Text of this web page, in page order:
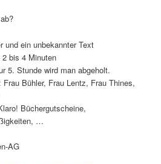
und ein unbekannter Text
bis 4 Minuten
5. Stunde wird man abgeholt.
Bühler, Frau Lentz, Frau Thines,
Büchergutscheine,
…
AG